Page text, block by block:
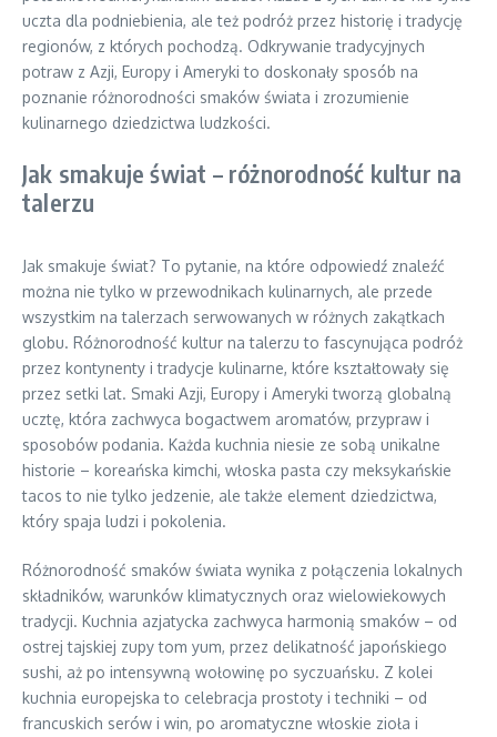
uczta dla podniebienia, ale też podróż przez historię i tradycję
regionów, z których pochodzą. Odkrywanie tradycyjnych
potraw z Azji, Europy i Ameryki to doskonały sposób na
poznanie różnorodności smaków świata i zrozumienie
kulinarnego dziedzictwa ludzkości.
Jak smakuje świat – różnorodność kultur na
talerzu
Jak smakuje świat? To pytanie, na które odpowiedź znaleźć
można nie tylko w przewodnikach kulinarnych, ale przede
wszystkim na talerzach serwowanych w różnych zakątkach
globu. Różnorodność kultur na talerzu to fascynująca podróż
przez kontynenty i tradycje kulinarne, które kształtowały się
przez setki lat. Smaki Azji, Europy i Ameryki tworzą globalną
ucztę, która zachwyca bogactwem aromatów, przypraw i
sposobów podania. Każda kuchnia niesie ze sobą unikalne
historie – koreańska kimchi, włoska pasta czy meksykańskie
tacos to nie tylko jedzenie, ale także element dziedzictwa,
który spaja ludzi i pokolenia.
Różnorodność smaków świata wynika z połączenia lokalnych
składników, warunków klimatycznych oraz wielowiekowych
tradycji. Kuchnia azjatycka zachwyca harmonią smaków – od
ostrej tajskiej zupy tom yum, przez delikatność japońskiego
sushi, aż po intensywną wołowinę po syczuańsku. Z kolei
kuchnia europejska to celebracja prostoty i techniki – od
francuskich serów i win, po aromatyczne włoskie zioła i